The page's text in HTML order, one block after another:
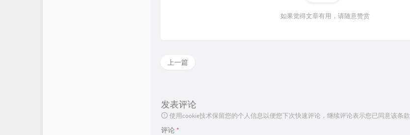
如果觉得文章有用，请随意赞赏
上一篇
发表评论
使用cookie技术保留您的个人信息以便您下次快速评论，继续评论表示您已同意该条款
评论 *